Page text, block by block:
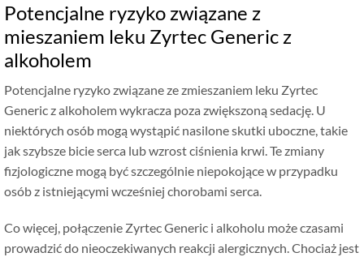
Potencjalne ryzyko związane z
mieszaniem leku Zyrtec Generic z
alkoholem
Potencjalne ryzyko związane ze zmieszaniem leku Zyrtec
Generic z alkoholem wykracza poza zwiększoną sedację. U
niektórych osób mogą wystąpić nasilone skutki uboczne, takie
jak szybsze bicie serca lub wzrost ciśnienia krwi. Te zmiany
fizjologiczne mogą być szczególnie niepokojące w przypadku
osób z istniejącymi wcześniej chorobami serca.
Co więcej, połączenie Zyrtec Generic i alkoholu może czasami
prowadzić do nieoczekiwanych reakcji alergicznych. Chociaż jest